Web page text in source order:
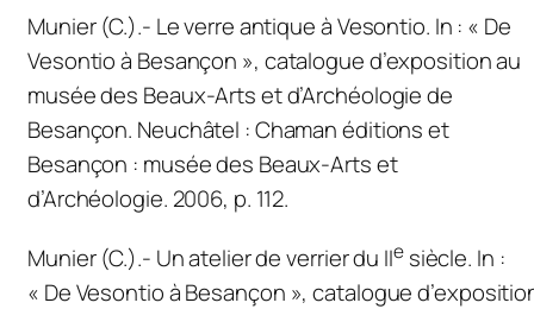
Munier (C.).- Le verre antique àVesontio. In : « De
Vesontioà Besançon », catalogue d’exposition au
musée des Beaux-Arts et d’Archéologie de
Besançon. Neuchâtel : Chaman éditions et
Besançon : musée des Beaux-Arts et
d’Archéologie. 2006, p. 112.
Munier (C.).- Un atelier de verrier du IIesiècle. In :
« DeVesontioà Besançon », catalogue